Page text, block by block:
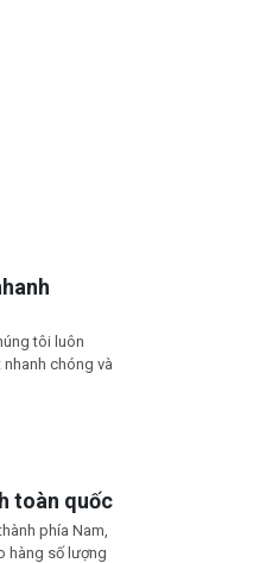
tôi luôn
chóng và
toàn quốc
phía Nam,
hàng số lượng